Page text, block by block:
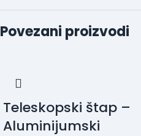
Povezani proizvodi
Teleskopski štap –
Aluminijumski